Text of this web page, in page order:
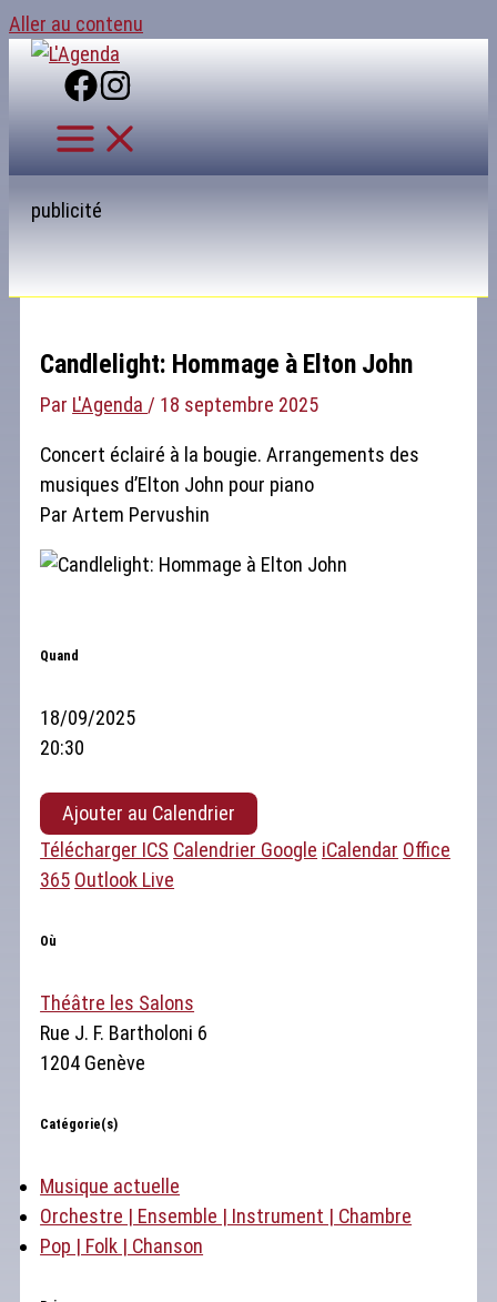
Aller au contenu
publicité
Candlelight: Hommage à Elton John
Par L'Agenda / 18 septembre 2025
Concert éclairé à la bougie. Arrangements des
musiques d’Elton John pour piano
Par Artem Pervushin
Quand
18/09/2025
20:30
Ajouter au Calendrier
Télécharger ICS Calendrier Google iCalendar Office
365 Outlook Live
Où
Théâtre les Salons
Rue J. F. Bartholoni 6
1204 Genève
Catégorie(s)
Musique actuelle
Orchestre | Ensemble | Instrument | Chambre
Pop | Folk | Chanson